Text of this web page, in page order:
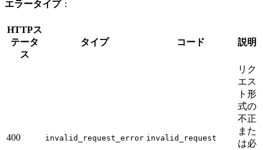
エラータイプ：
HTTPス
テータ
ス
タイプ コード 説明
400 invalid_request_error invalid_request
リク
エス
ト形
式の
不正
また
は必